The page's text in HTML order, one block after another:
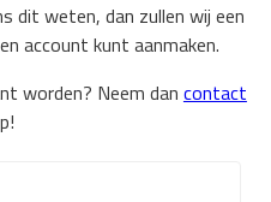
dit weten, dan zullen wij een
account kunt aanmaken.
worden? Neem dan contact